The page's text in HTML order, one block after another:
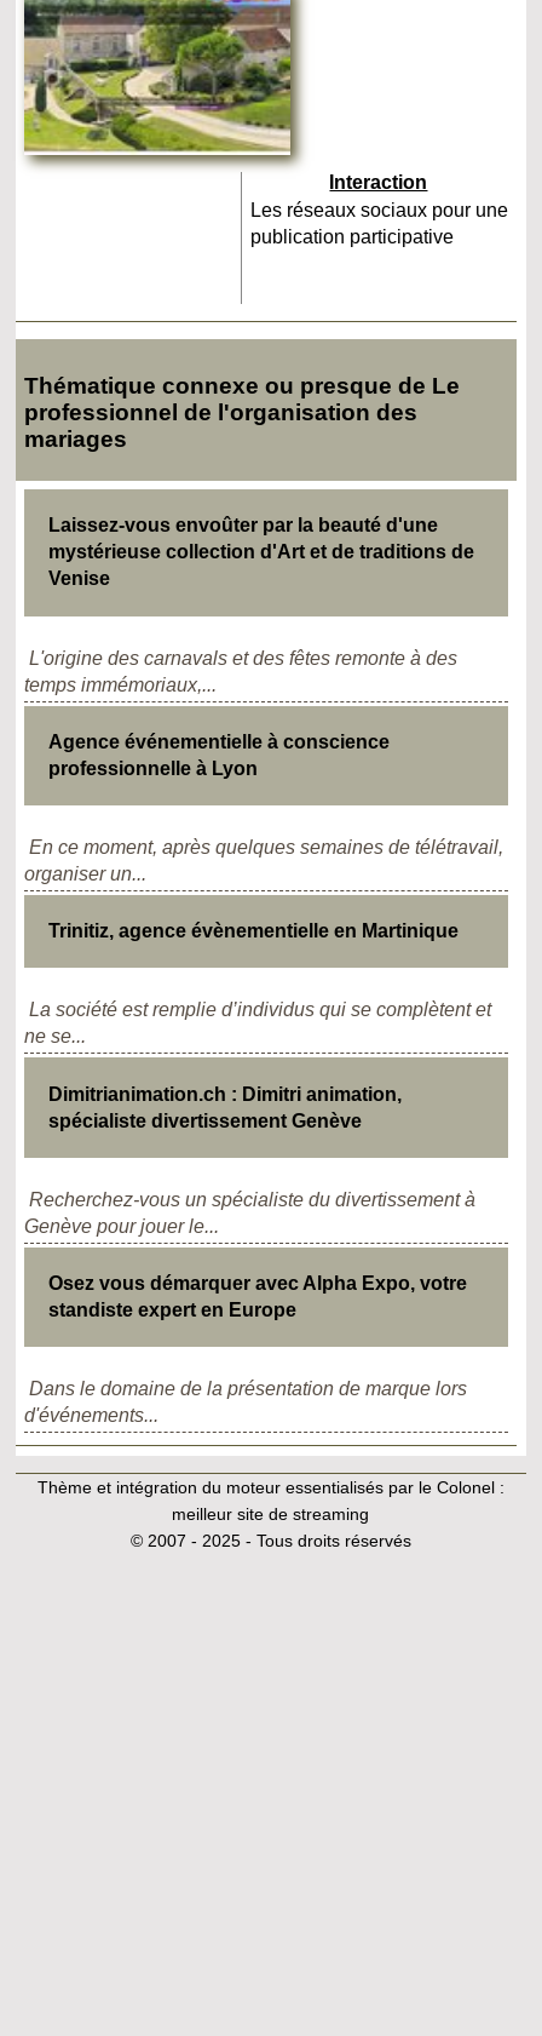
Interaction
Les réseaux sociaux pour une
publication participative
Thématique connexe ou presque de Le
professionnel de l'organisation des
mariages
Laissez-vous envoûter par la beauté d'une
mystérieuse collection d'Art et de traditions de
Venise
L'origine des carnavals et des fêtes remonte à des
temps immémoriaux,...
Agence événementielle à conscience
professionnelle à Lyon
En ce moment, après quelques semaines de télétravail,
organiser un...
Trinitiz, agence évènementielle en Martinique
La société est remplie d’individus qui se complètent et
ne se...
Dimitrianimation.ch : Dimitri animation,
spécialiste divertissement Genève
Recherchez-vous un spécialiste du divertissement à
Genève pour jouer le...
Osez vous démarquer avec Alpha Expo, votre
standiste expert en Europe
Dans le domaine de la présentation de marque lors
d'événements...
Thème et intégration du moteur essentialisés par le Colonel :
meilleur site de streaming
© 2007 - 2025 - Tous droits réservés